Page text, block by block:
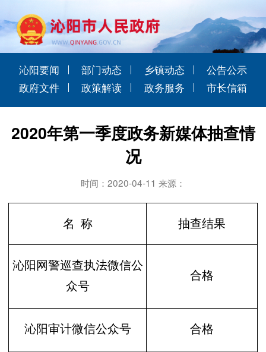
沁阳要闻 部门动态 乡镇动态
公告公示
政府文件
政策解读 政务服务 市长信箱
2020年第一季度政务新媒体抽查情
况
时间：2020-04-11 来源：
名 称 抽查结果
沁阳网警巡查执法微信公
众号
合格
沁阳审计微信公众号 合格